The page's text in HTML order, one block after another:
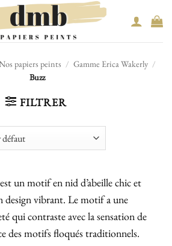
papiers peints / Gamme Erica Wakerly /
Buzz
FILTRER
un motif en nid d’abeille chic et
design vibrant. Le motif a une
qui contraste avec la sensation de
des motifs floqués traditionnels.